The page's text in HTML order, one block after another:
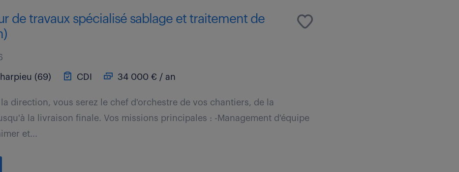
de travaux spécialisé sablage et traitement de
(69) CDI 34 000 € / an
la direction, vous serez le chef d'orchestre de vos chantiers, de la
la livraison finale. Vos missions principales : -Management d'équipe
et...